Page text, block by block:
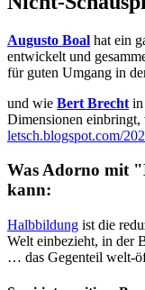
Augusto Boal hat ein
entwickelt und
für guten Umgang in
und wie Bert Brecht in
Dimensionen einbringt,
letsch.blogspot.com/
Was Adorno mit
kann:
Halbbildung ist die
Welt einbezieht, in der
… das Gegenteil welt-